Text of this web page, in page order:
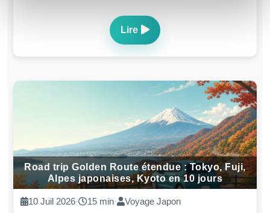
Lire
Road trip Golden Route étendue : Tokyo, Fuji,
Alpes japonaises, Kyoto en 10 jours
10 Juil 2026· 15 min· Voyage Japon